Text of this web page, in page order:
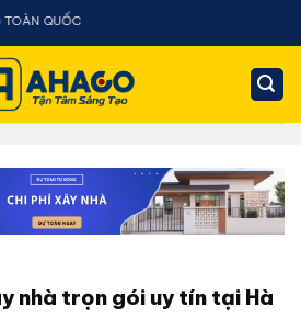
nhà trọn gói uy tín tại Hà